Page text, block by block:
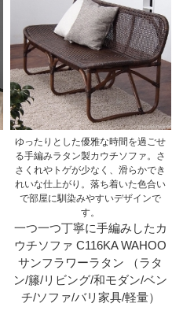
ゆったりとした優雅な時間を過ごせ
る手編みラタン製カウチソファ。さ
さくれやトゲが少なく、滑らかでき
れいな仕上がり。落ち着いた色合い
で部屋に馴染みやすいデザインで
す。
一つ一つ丁寧に手編みしたカ
ウチソファ C116KA WAHOO
サンフラワーラタン （ラタ
ン/籐/リビング/和モダン/ベン
チ/ソファ/バリ家具/軽量）